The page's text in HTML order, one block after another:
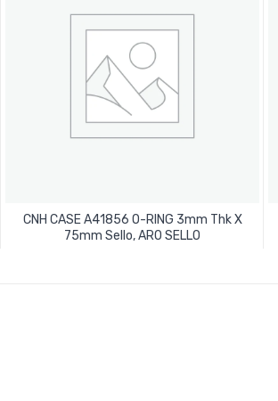
CNH CASE A41856 O-RING 3mm Thk X
75mm Sello, ARO SELLO
Leer Más